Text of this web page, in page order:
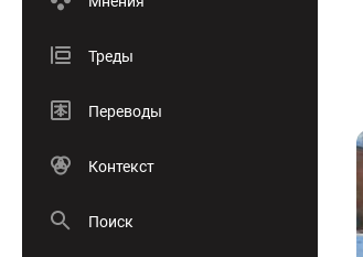
Треды
Переводы
Контекст
Поиск